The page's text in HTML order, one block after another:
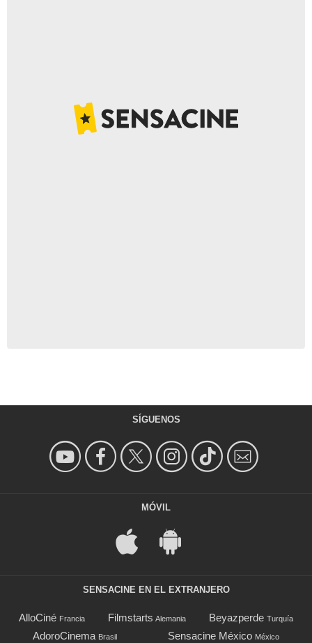
SÍGUENOS
MÓVIL
SENSACINE EN EL EXTRANJERO
AlloCiné Francia Filmstarts Alemania Beyazperde Turquía
AdoroCinema Brasil Sensacine México México